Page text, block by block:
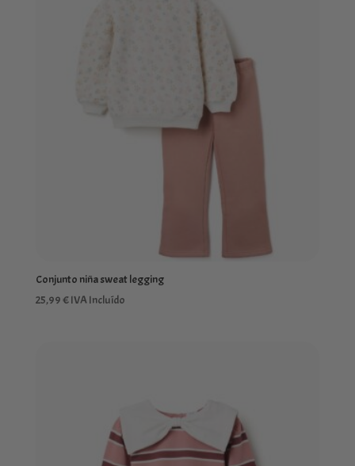
Conjunto niña sweat legging
25,99€IVA Incluído